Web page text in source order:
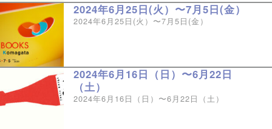
2024年6月25日(火）〜7月5日(金）
2024年6月25日(火）〜7月5日(金）
2024年6月16日（日）〜6月22日
（土）
2024年6月16日（日）〜6月22日（土）